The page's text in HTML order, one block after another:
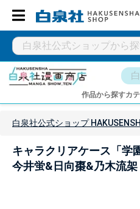
作品から探すカ
白泉社公式ショップ
キャラクリアケース「学
今井蛍&日向棗&乃木流架